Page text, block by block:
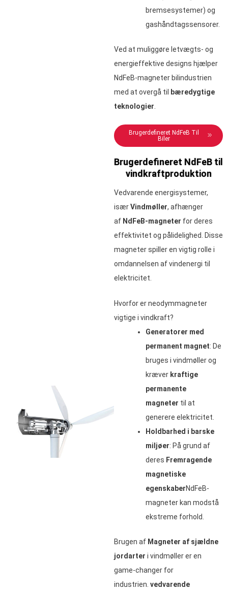
bremsesystemer) og
gashåndtagssensorer.
Ved at muliggøre letvægts- og
energieffektive designs hjælper
NdFeB-magneter bilindustrien
med at overgå til bæredygtige
teknologier
Brugerdefineret NdFeB Til
Biler
Brugerdefineret NdFeB til
vindkraftproduktion
Vedvarende energisystemer,
isærVindmøller, afhænger
af NdFeB-magneter for deres
effektivitet og pålidelighed. Disse
magneter spiller en vigtig rolle i
omdannelsen af vindenergi til
elektricitet.
Hvorfor er neodymmagneter
vigtige i vindkraft?
Generatorer med
permanent magnet: De
bruges i vindmøller og
kræver kraftige
permanente
magneter til at
generere elektricitet.
Holdbarhed i barske
miljøer: På grund af
deres Fremragende
magnetiske
egenskaberNdFeB-
magneter kan modstå
ekstreme forhold.
Brugen af Magneter af sjældne
jordarter i vindmøller er en
game-changer for
industrien. vedvarende